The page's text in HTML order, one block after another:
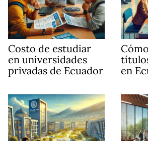
Costo de estudiar
en universidades
privadas de Ecuador
en